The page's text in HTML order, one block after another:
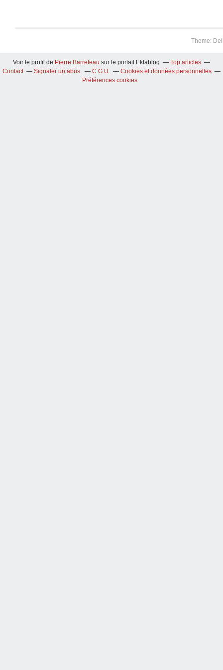
Theme:
Voir le profil de Pierre Barreteau sur le portail Eklablog
Top articles
Contact
Signaler un abus C.G.U.
Cookies et données personnelles
Préférences cookies